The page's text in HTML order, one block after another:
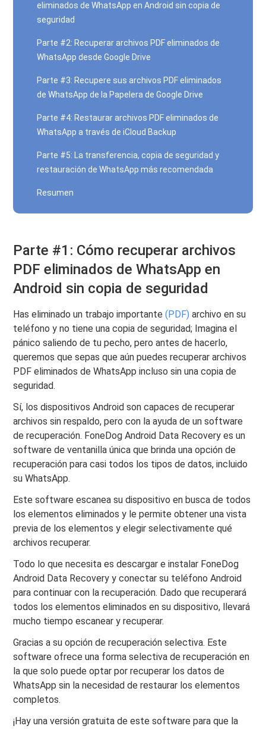
eliminados de WhatsApp en Android sin copia de
seguridad
Parte #2: Recuperar archivos PDF eliminados de
WhatsApp desde Google Drive
Parte #3: Recupere sus archivos PDF eliminados
de WhatsApp de la Papelera de Google Drive
Parte #4: Restaurar archivos PDF eliminados de
WhatsApp a través de iCloud Backup
Parte #5: La transferencia, copia de seguridad y
restauración de WhatsApp más recomendada
Resumen
Parte #1: Cómo recuperar archivos
PDF eliminados de WhatsApp en
Android sin copia de seguridad
Has eliminado un trabajo importante(PDF) archivo en su
teléfono y no tiene una copia de seguridad; Imagina el
pánico saliendo de tu pecho, pero antes de hacerlo,
queremos que sepas que aún puedes recuperar archivos
PDF eliminados de WhatsApp incluso sin una copia de
seguridad.
Sí, los dispositivos Android son capaces de recuperar
archivos sin respaldo, pero con la ayuda de un software
de recuperación. FoneDog Android Data Recovery es un
software de ventanilla única que brinda una opción de
recuperación para casi todos los tipos de datos, incluido
su WhatsApp.
Este software escanea su dispositivo en busca de todos
los elementos eliminados y le permite obtener una vista
previa de los elementos y elegir selectivamente qué
archivos recuperar.
Todo lo que necesita es descargar e instalar FoneDog
Android Data Recovery y conectar su teléfono Android
para continuar con la recuperación. Dado que recuperará
todos los elementos eliminados en su dispositivo, llevará
mucho tiempo escanear y recuperar.
Gracias a su opción de recuperación selectiva. Este
software ofrece una forma selectiva de recuperación en
la que solo puede optar por recuperar los datos de
WhatsApp sin la necesidad de restaurar los elementos
completos.
¡Hay una versión gratuita de este software para que la